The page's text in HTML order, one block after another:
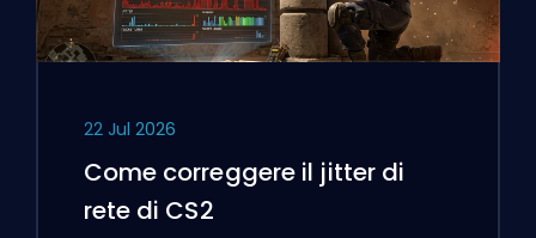
22 Jul 2026
Come correggere il jitter di
rete di CS2